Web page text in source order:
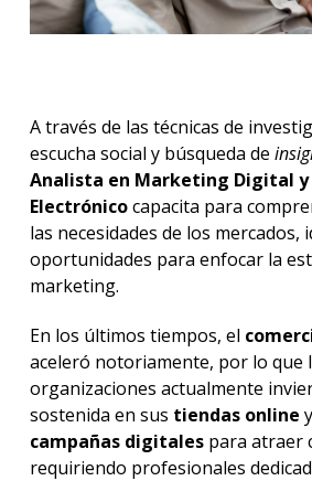
A través de las técnicas de
escucha social y búsqueda de
Analista en Marketing Digital y
Electrónicocapacita para
las necesidades de los mercados,
oportunidades para enfocar la
marketing.
En los últimos tiempos, el
aceleró notoriamente, por lo que
organizaciones actualmente
sostenida en sus tiendas online
campañas digitalespara atraer
requiriendo profesionales